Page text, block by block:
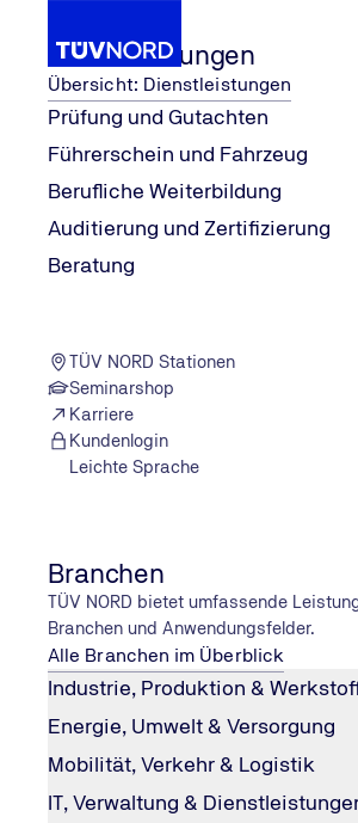
Dienstleistungen
Übersicht: Dienstleistungen
Prüfung und Gutachten
Führerschein und Fahrzeug
Berufliche Weiterbildung
Auditierung und Zertifizierung
Beratung
TÜV NORD Stationen
Seminarshop
Karriere
Kundenlogin
Leichte Sprache
Branchen
TÜV NORD bietet umfassende
Branchen und Anwendungsfelder.
Alle Branchen im Überblick
Industrie, Produktion &
Energie, Umwelt & Versorgung
Mobilität, Verkehr & Logistik
IT, Verwaltung &
Home
HAZOP-Analyse
HAZOP-Analysen
Ausfälle und Konstellationen eines
Grundsatz bei
Mithilfe der HAZOP-Analyse
Unsere Leistungen
Analyse von Situationen, die vom
Komponenten